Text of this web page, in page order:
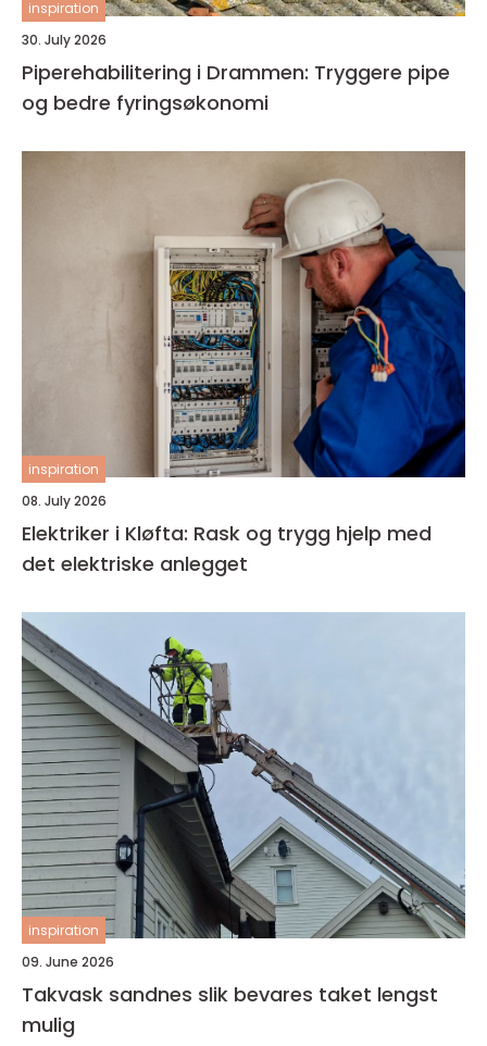
inspiration
30. July 2026
Piperehabilitering i Drammen: Tryggere pipe
og bedre fyringsøkonomi
inspiration
08. July 2026
Elektriker i Kløfta: Rask og trygg hjelp med
det elektriske anlegget
inspiration
09. June 2026
Takvask sandnes slik bevares taket lengst
mulig